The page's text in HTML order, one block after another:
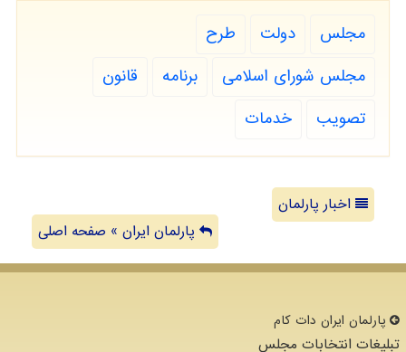
مجلس دولت
طرح
مجلس شورای اسلامی
برنامه
قانون
تصویب
خدمات
اخبار پارلمان
پارلمان ایران » صفحه اصلی
پارلمان ایران دات كام
تبلیغات انتخابات مجلس